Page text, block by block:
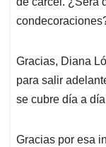
Gracias, Diana
para salir
se cubre día a
Gracias por esa